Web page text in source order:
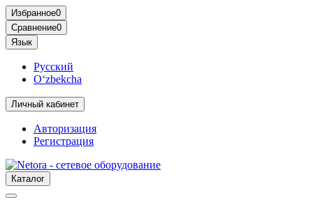
Избранное0
Сравнение0
Язык
Русский
O‘zbekcha
Личный кабинет
Авторизация
Регистрация
Каталог